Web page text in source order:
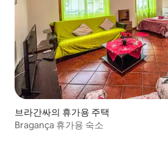
브라간싸의 휴가용 주택
Bragança 휴가용 숙소